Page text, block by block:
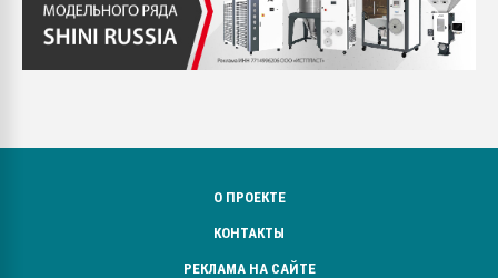
О ПРОЕКТЕ
КОНТАКТЫ
РЕКЛАМА НА САЙТЕ